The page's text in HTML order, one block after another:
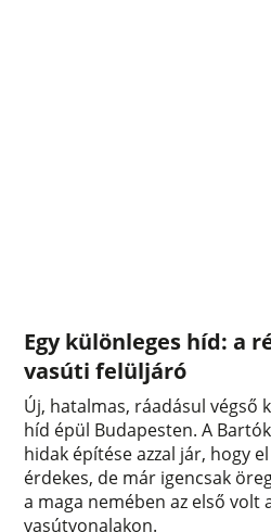
Egy különleges híd: a
vasúti felüljáró
Új, hatalmas, ráadásul végső
híd épül Budapesten. A
hidak építése azzal jár, hogy
érdekes, de már igencsak
a maga nemében az első volt
vasútvonalakon.